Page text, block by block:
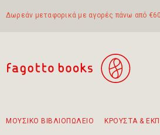
Δωρεάν μεταφορικά με αγορές πάνω από €60
ΜΟΥΣΙΚΟ ΒΙΒΛΙΟΠΩΛΕΙΟ ΚΡΟΥΣΤΑ &